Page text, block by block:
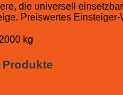
die universell
Preiswertes Einsteiger-
kg